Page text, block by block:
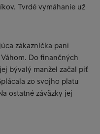
Tvrdé vymáhanie už
zákazníčka pani
Do finančných
bývalý manžel začal piť
zo svojho platu
ostatné záväzky jej